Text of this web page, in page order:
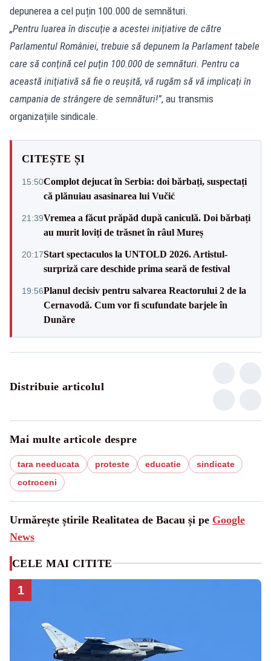
depunerea a cel puțin 100.000 de semnături.
„Pentru luarea în discuţie a acestei iniţiative de către
Parlamentul României, trebuie să depunem la Parlament tabele
care să conţină cel puţin 100.000 de semnături. Pentru ca
această iniţiativă să fie o reuşită, vă rugăm să vă implicaţi în
campania de strângere de semnături!”, au transmis
organizațiile sindicale.
CITEȘTE ȘI
15:50Complot dejucat în Serbia: doi bărbați, suspectați
că plănuiau asasinarea lui Vučić
21:39Vremea a făcut prăpăd după caniculă. Doi bărbați
au murit loviți de trăsnet în râul Mureș
20:17Start spectaculos la UNTOLD 2026. Artistul-
surpriză care deschide prima seară de festival
19:56Planul decisiv pentru salvarea Reactorului 2 de la
Cernavodă. Cum vor fi scufundate barjele în
Dunăre
Distribuie articolul
Mai multe articole despre
tara needucata proteste educatie
sindicate
cotroceni
Urmărește știrile Realitatea de Bacau și pe Google
News
CELE MAI CITITE
1